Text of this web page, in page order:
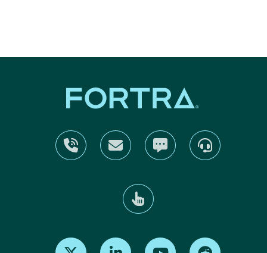
Find us on X Find us on LinkedInFind us on Youtube